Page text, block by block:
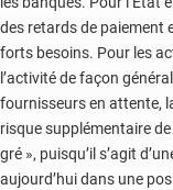
des retards de paiement
forts besoins. Pour les
l’activité de façon
fournisseurs en attente,
risque supplémentaire
gré », puisqu’il s’agit
aujourd’hui dans une